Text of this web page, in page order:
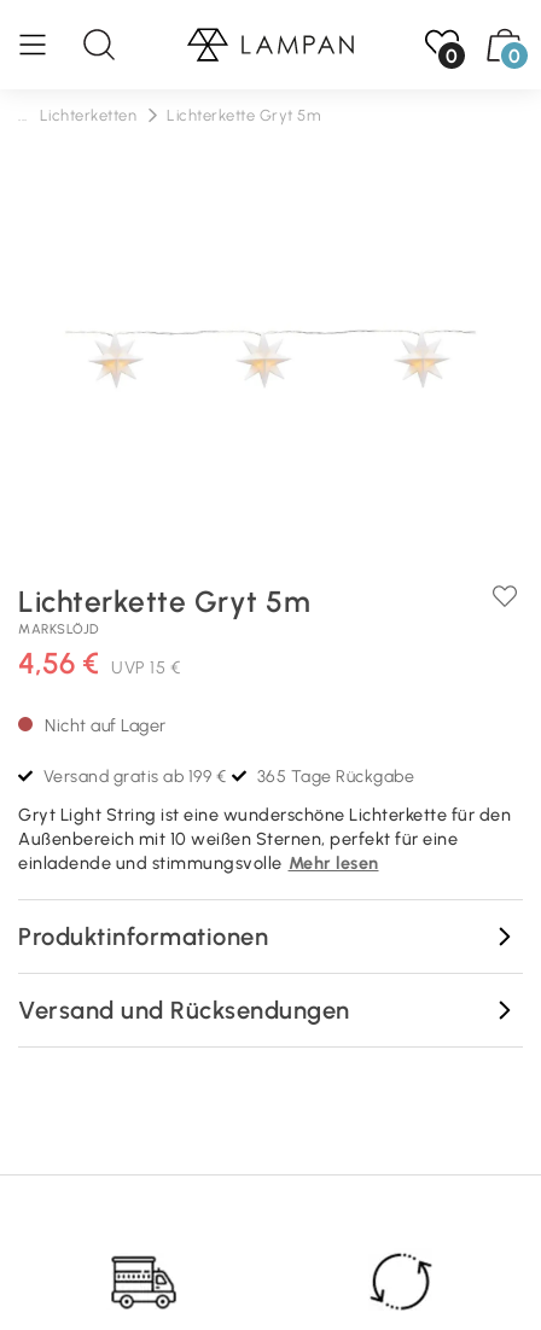
0 0
Lichterketten Lichterkette Gryt 5m
Lichterkette Gryt 5m
MARKSLÖJD
4,56 € UVP 15 €
Nicht auf Lager
Versand gratis ab 199 € 365 Tage Rückgabe
Gryt Light String ist eine wunderschöne Lichterkette für den
Außenbereich mit 10 weißen Sternen, perfekt für eine
einladende und stimmungsvolle Mehr lesen
Produktinformationen
Versand und Rücksendungen